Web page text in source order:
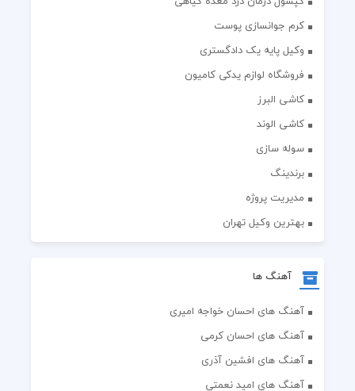
کرم جوانسازی پوست
وکیل پایه یک دادگستری
فروشگاه لوازم یدکی کامیون
کاشی البرز
کاشی الوند
سوله سازی
برندینگ
مدیریت پروژه
بهترین وکیل تهران
آهنگ ها
آهنگ های احسان خواجه امیری
آهنگ های احسان کرمی
آهنگ های افشین آذری
آهنگ های امید نعمتی